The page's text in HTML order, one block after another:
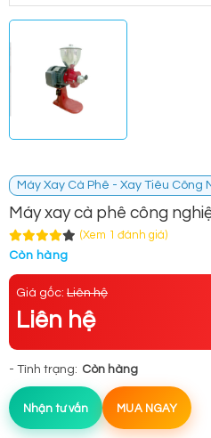
Máy Xay Cà Phê - Xay Tiêu Công
Máy xay cà phê công
(Xem 1 đánh giá)
Còn hàng
Giá gốc: Liên hệ
Liên hệ
- Tình trạng: Còn hàng
Nhận tư vấn MUA NGAY